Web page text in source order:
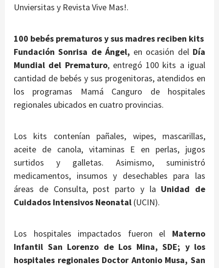
Unviersitas y Revista Vive Mas!.
100 bebés prematuros y sus madres reciben kits
Fundación Sonrisa de Ángel, en ocasión del Día
Mundial del Prematuro, entregó 100 kits a igual
cantidad de bebés y sus progenitoras, atendidos en
los programas Mamá Canguro de hospitales
regionales ubicados en cuatro provincias.
Los kits contenían pañales, wipes, mascarillas,
aceite de canola, vitaminas E en perlas, jugos
surtidos y galletas. Asimismo, suministró
medicamentos, insumos y desechables para las
áreas de Consulta, post parto y la Unidad de
Cuidados Intensivos Neonatal (UCIN).
Los hospitales impactados fueron el Materno
Infantil San Lorenzo de Los Mina, SDE; y los
hospitales regionales Doctor Antonio Musa, San